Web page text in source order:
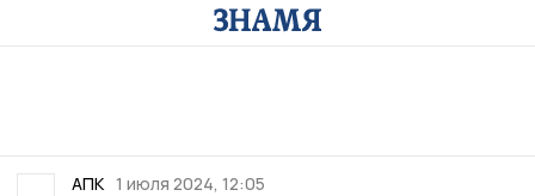
АПК 1 июля 2024, 12:05